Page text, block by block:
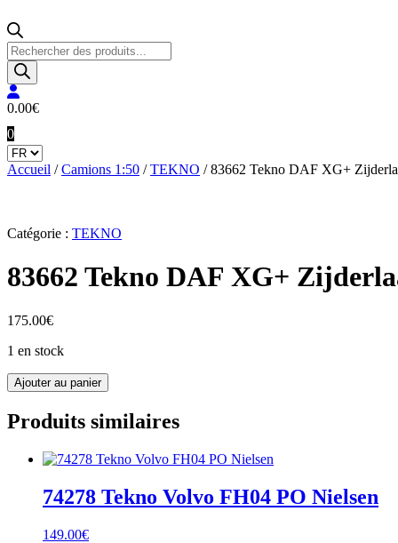
Recherche
de
produits
0.00€
0
Accueil /Camions 1:50 /TEKNO / 83662 Tekno DAF XG+
Catégorie : TEKNO
83662 Tekno DAF XG+
175.00€
1 en stock
quantité
de
83662
Tekno
XG+
Ajouter au panier
Produits similaires
74278 Tekno Volvo FH04 PO Nielsen
149.00€